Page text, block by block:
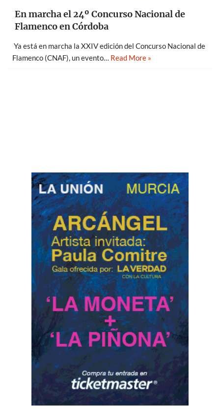
En marcha el 24º Concurso Nacional de
Flamenco en Córdoba
Ya está en marcha la XXIV edición del Concurso Nacional de
Flamenco (CNAF), un evento… Read More »